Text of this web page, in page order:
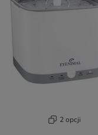
2 opcji